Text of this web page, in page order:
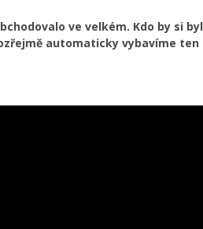
ve velkém. Kdo by si
automaticky vybavíme